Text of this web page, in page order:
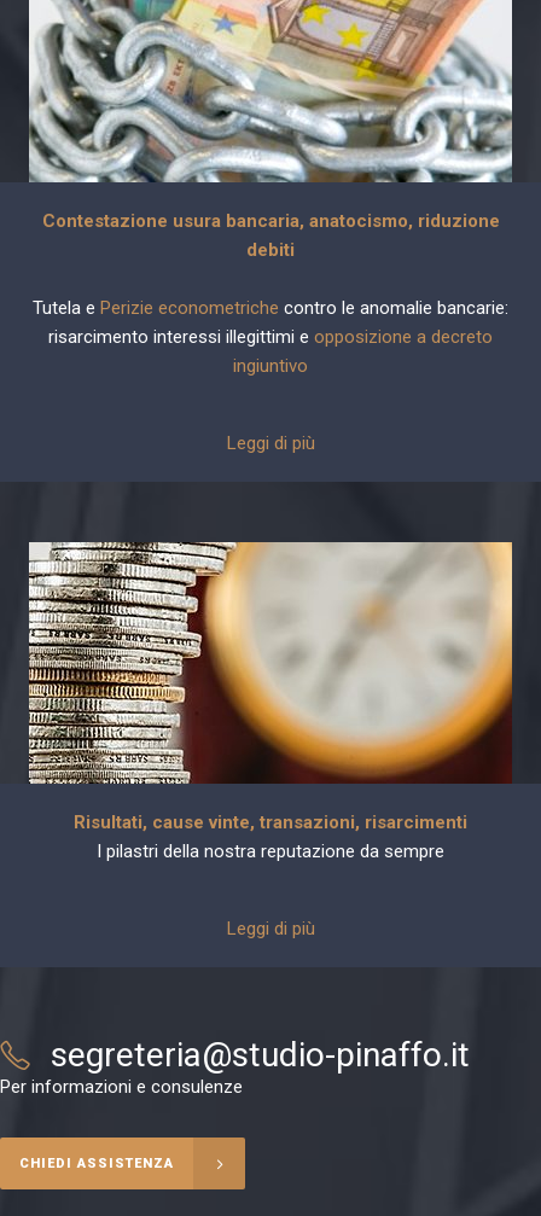
Contestazione usura bancaria, anatocismo, riduzione
debiti
Tutela e Perizie econometriche contro le anomalie bancarie:
risarcimento interessi illegittimi e opposizione a decreto
ingiuntivo
Leggi di più
Risultati, cause vinte, transazioni, risarcimenti
I pilastri della nostra reputazione da sempre
Leggi di più
segreteria@studio-pinaffo.it
Per informazioni e consulenze
CHIEDI ASSISTENZA